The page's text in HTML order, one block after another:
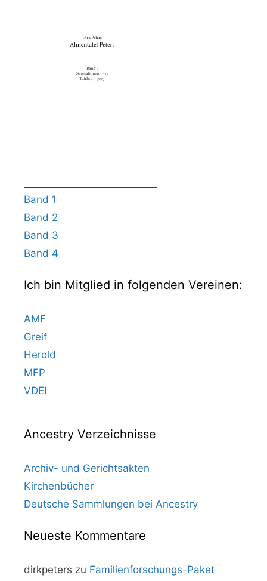
Band 1
Band 2
Band 3
Band 4
Ich bin Mitglied in folgenden Vereinen:
AMF
Greif
Herold
MFP
VDEI
Ancestry Verzeichnisse
Archiv- und Gerichtsakten
Kirchenbücher
Deutsche Sammlungen bei Ancestry
Neueste Kommentare
dirkpeters zu Familienforschungs-Paket